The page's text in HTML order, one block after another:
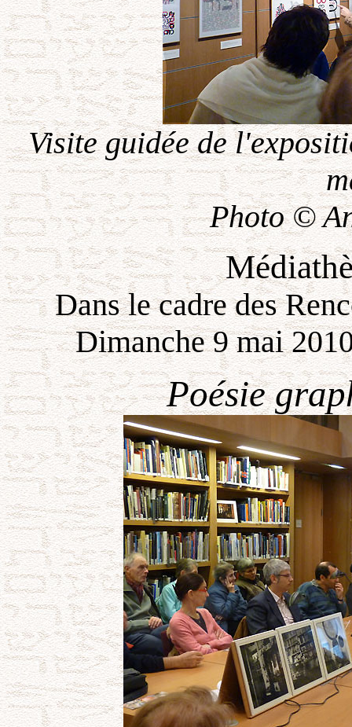
Visite guidée de
Photo ©
Dans le cadre des
Dimanche 9 mai
Poésie